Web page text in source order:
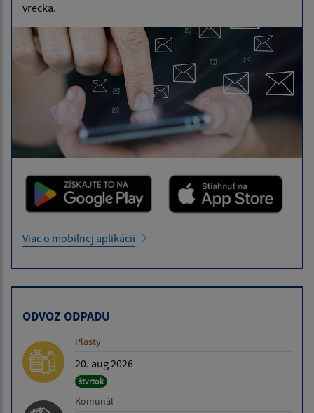
vrecka.
Viac o mobilnej aplikácii
ODVOZ ODPADU
Plasty
20. aug 2026
štvrtok
Komunál